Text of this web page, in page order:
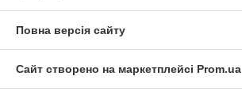
Повна версія сайту
Сайт створено на маркетплейсі Prom.ua